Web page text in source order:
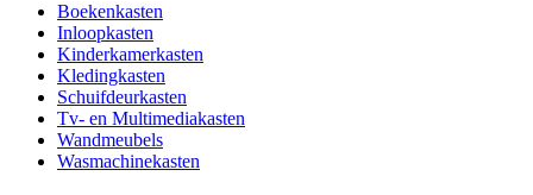
Boekenkasten
Inloopkasten
Kinderkamerkasten
Kledingkasten
Schuifdeurkasten
Tv- en Multimediakasten
Wandmeubels
Wasmachinekasten